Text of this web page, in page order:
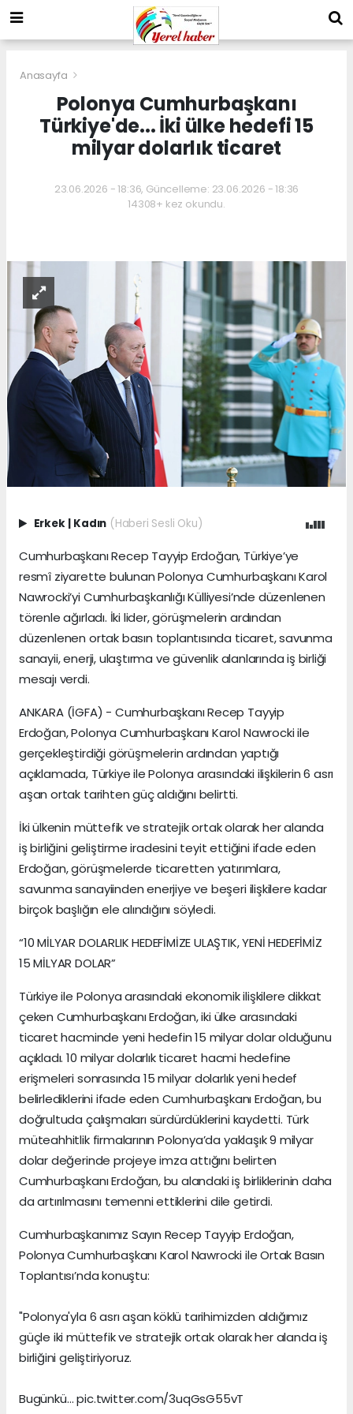
Anasayfa
Polonya Cumhurbaşkanı
Türkiye'de... İki ülke hedefi 15
milyar dolarlık ticaret
23.06.2026 - 18:36, Güncelleme: 23.06.2026 - 18:36
14308+ kez okundu.
Erkek Kadın (Haberi Sesli Oku)
Cumhurbaşkanı Recep Tayyip Erdoğan, Türkiye’ye
resmî ziyarette bulunan Polonya Cumhurbaşkanı Karol
Nawrocki’yi Cumhurbaşkanlığı Külliyesi’nde düzenlenen
törenle ağırladı. İki lider, görüşmelerin ardından
düzenlenen ortak basın toplantısında ticaret, savunma
sanayii, enerji, ulaştırma ve güvenlik alanlarında iş birliği
mesajı verdi.
ANKARA (İGFA) - Cumhurbaşkanı Recep Tayyip
Erdoğan, Polonya Cumhurbaşkanı Karol Nawrocki ile
gerçekleştirdiği görüşmelerin ardından yaptığı
açıklamada, Türkiye ile Polonya arasındaki ilişkilerin 6 asrı
aşan ortak tarihten güç aldığını belirtti.
İki ülkenin müttefik ve stratejik ortak olarak her alanda
iş birliğini geliştirme iradesini teyit ettiğini ifade eden
Erdoğan, görüşmelerde ticaretten yatırımlara,
savunma sanayiinden enerjiye ve beşeri ilişkilere kadar
birçok başlığın ele alındığını söyledi.
“10 MİLYAR DOLARLIK HEDEFİMİZE ULAŞTIK, YENİ HEDEFİMİZ
15 MİLYAR DOLAR”
Türkiye ile Polonya arasındaki ekonomik ilişkilere dikkat
çeken Cumhurbaşkanı Erdoğan, iki ülke arasındaki
ticaret hacminde yeni hedefin 15 milyar dolar olduğunu
açıkladı. 10 milyar dolarlık ticaret hacmi hedefine
erişmeleri sonrasında 15 milyar dolarlık yeni hedef
belirlediklerini ifade eden Cumhurbaşkanı Erdoğan, bu
doğrultuda çalışmaları sürdürdüklerini kaydetti. Türk
müteahhitlik firmalarının Polonya’da yaklaşık 9 milyar
dolar değerinde projeye imza attığını belirten
Cumhurbaşkanı Erdoğan, bu alandaki iş birliklerinin daha
da artırılmasını temenni ettiklerini dile getirdi.
Cumhurbaşkanımız Sayın Recep Tayyip Erdoğan,
Polonya Cumhurbaşkanı Karol Nawrocki ile Ortak Basın
Toplantısı’nda konuştu:
"Polonya'yla 6 asrı aşan köklü tarihimizden aldığımız
güçle iki müttefik ve stratejik ortak olarak her alanda iş
birliğini geliştiriyoruz.
Bugünkü… pic.twitter.com/3uqGsG55vT